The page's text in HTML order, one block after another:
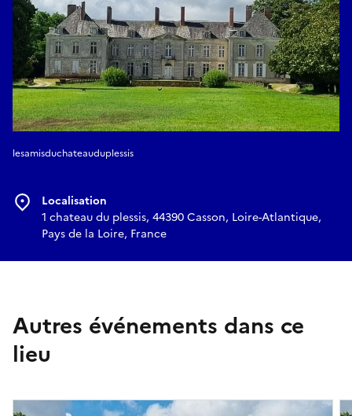
lesamisduchateauduplessis
Localisation
1 chateau du plessis, 44390 Casson, Loire-Atlantique,
Pays de la Loire, France
Autres événements dans ce
lieu